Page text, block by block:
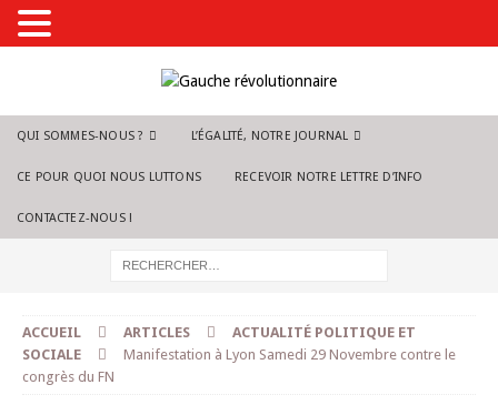
QUI SOMMES-NOUS ? L’ÉGALITÉ, NOTRE JOURNAL
CE POUR QUOI NOUS LUTTONS RECEVOIR NOTRE LETTRE D’INFO
CONTACTEZ-NOUS !
ACCUEIL ARTICLES
ACTUALITÉ POLITIQUE ET
SOCIALE
Manifestation à Lyon Samedi 29 Novembre contre le
congrès du FN